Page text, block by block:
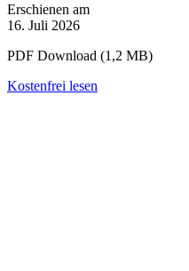
Erschienen am
16. Juli 2026
PDF Download (1,2 MB)
Kostenfrei lesen